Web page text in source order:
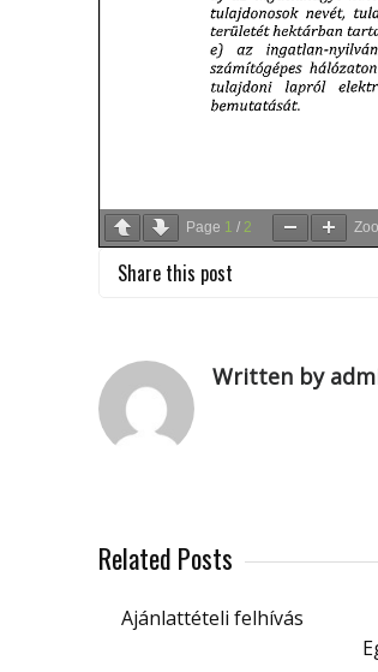
Page 1 / 2
Share this post
Written by
Related Posts
Ajánlattételi felhívás